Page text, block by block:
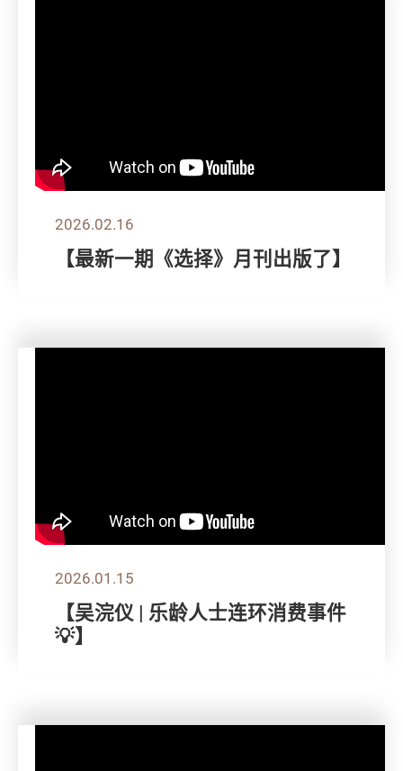
2026.02.16
【最新一期《选择》月刊出版了】
2026.01.15
【吴浣仪 | 乐龄人士连环消费事件
💡】